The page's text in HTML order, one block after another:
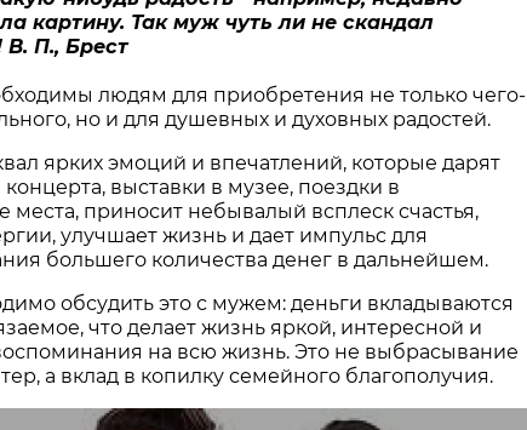
картину. Так муж чуть ли не скандал
В. П., Брест
людям для приобретения не только чего-
но и для душевных и духовных радостей.
ярких эмоций и впечатлений, которые дарят
выставки в музее, поездки в
места, приносит небывалый всплеск счастья,
улучшает жизнь и дает импульс для
большего количества денег в дальнейшем.
обсудить это с мужем: деньги вкладываются
что делает жизнь яркой, интересной и
на всю жизнь. Это не выбрасывание
а вклад в копилку семейного благополучия.